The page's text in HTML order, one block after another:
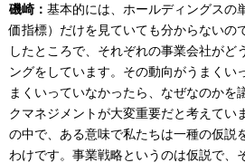
磯崎： 基本的には、ホールディングスの
価指標）だけを見ていても分からないの
したところで、それぞれの事業会社がど
ングをしています。その動向がうまくい
まくいっていなかったら、なぜなのかを
クマネジメントが大変重要だと考えてい
の中で、ある意味で私たちは一種の仮説
わけです。事業戦略というのは仮説で、